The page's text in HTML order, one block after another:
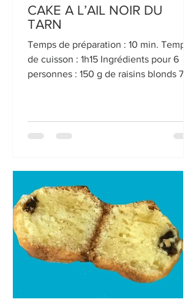
CAKE A L’AIL NOIR DU
TARN
Temps de préparation : 10 min. Temps
de cuisson : 1h15 Ingrédients pour 6
personnes : 150 g de raisins blonds 70 g